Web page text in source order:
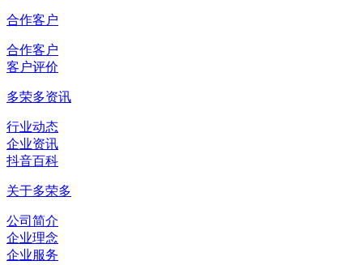
合作客户
合作客户
客户评价
多荣多资讯
行业动态
企业资讯
抖音百科
关于多荣多
公司简介
企业理念
企业服务